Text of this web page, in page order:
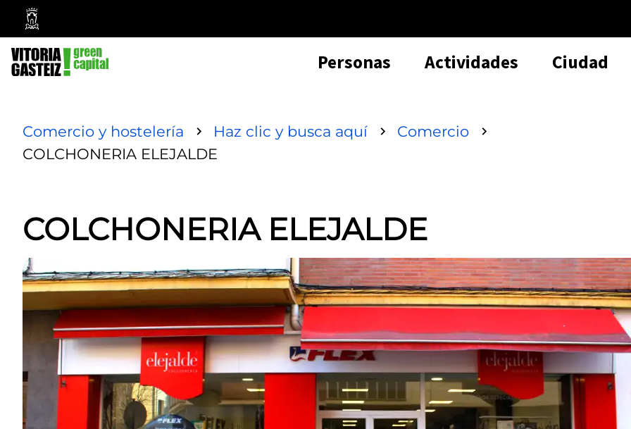
Ayuntamiento
Vitoria-
Gasteiz
Personas Actividades Ciudad
Comercio y hostelería Haz clic y busca aquí
Comercio
COLCHONERIA ELEJALDE
COLCHONERIA ELEJALDE